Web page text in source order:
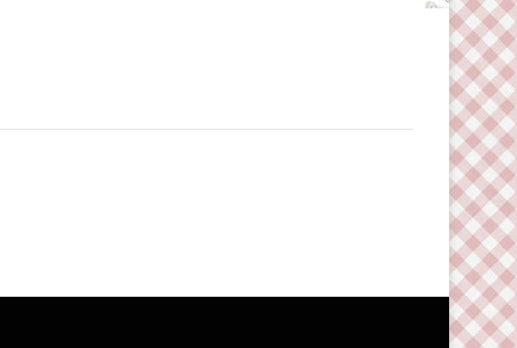
Random Article
Caută ceva